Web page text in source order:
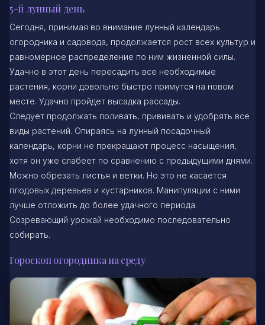
5-й лунный день
Сегодня, принимая во внимание лунный календарь
огородника и садовода, продолжается рост всех культур и
равномерное распределение по ним жизненной силы.
Удачно в этот день пересадить все необходимые
растения, корни довольно быстро примутся на новом
месте. Удачно пройдет высадка рассады.
Следует продолжать поливать, прививать и удобрять все
виды растений. Опираясь на лунный посадочный
календарь, корни не прекращают процесс насыщения,
хотя он уже слабеет по сравнению с предыдущими днями.
Можно обрезать листья и ветки. Но это не касается
плодовых деревьев и кустарников. Манипуляции с ними
лучше отложить до более удачного периода.
Созревающий урожай необходимо последовательно
собирать.
Гороскоп огородника на среду